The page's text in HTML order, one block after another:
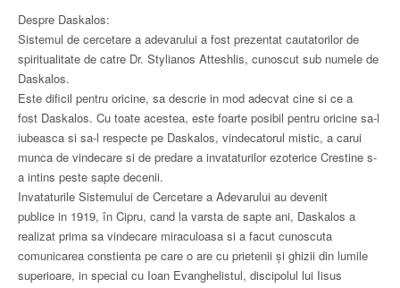
Despre Daskalos:
Sistemul de cercetare a adevarului a fost prezentat cautatorilor de
spiritualitate de catre Dr. Stylianos Atteshlis, cunoscut sub numele de
Daskalos.
Este dificil pentru oricine, sa descrie in mod adecvat cine si ce a
fost Daskalos. Cu toate acestea, este foarte posibil pentru oricine sa-l
iubeasca si sa-l respecte pe Daskalos, vindecatorul mistic, a carui
munca de vindecare si de predare a invataturilor ezoterice Crestine s-
a intins peste sapte decenii.
Invataturile Sistemului de Cercetare a Adevarului au devenit
publice in 1919, în Cipru, cand la varsta de sapte ani, Daskalos a
realizat prima sa vindecare miraculoasa si a facut cunoscuta
comunicarea constienta pe care o are cu prietenii şi ghizii din lumile
superioare, in special cu Ioan Evanghelistul, discipolul lui Iisus